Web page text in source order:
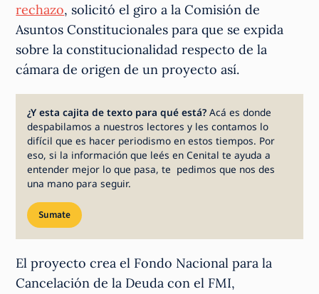
rechazo, solicitó el giro a la Comisión de
Asuntos Constitucionales para que se expida
sobre la constitucionalidad respecto de la
cámara de origen de un proyecto así.
¿Y esta cajita de texto para qué está?Acá es donde
despabilamos a nuestros lectores y les contamos lo
difícil que es hacer periodismo en estos tiempos. Por
eso, si la información que leés en Cenital te ayuda a
entender mejor lo que pasa, te pedimos que nos des
una mano para seguir.
Sumate
El proyecto crea el Fondo Nacional para la
Cancelación de la Deuda con el FMI,